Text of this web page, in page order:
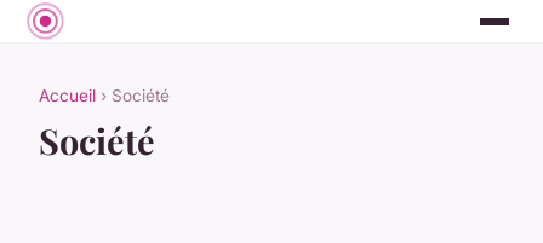
Accueil › Société
Société